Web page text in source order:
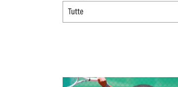
Tutte